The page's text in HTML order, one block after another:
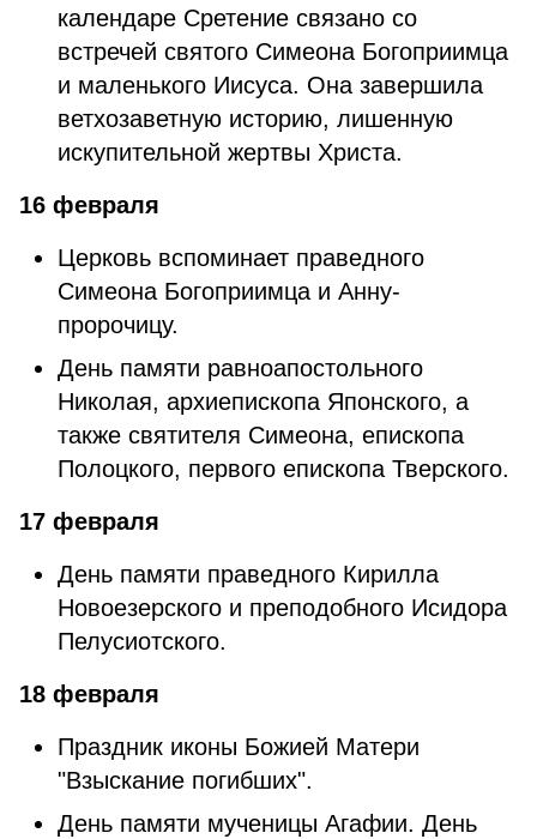
календаре Сретение связано со
встречей святого Симеона Богоприимца
и маленького Иисуса. Она завершила
ветхозаветную историю, лишенную
искупительной жертвы Христа.
16 февраля
Церковь вспоминает праведного
Симеона Богоприимца и Анну-
пророчицу.
День памяти равноапостольного
Николая, архиепископа Японского, а
также святителя Симеона, епископа
Полоцкого, первого епископа Тверского.
17 февраля
День памяти праведного Кирилла
Новоезерского и преподобного Исидора
Пелусиотского.
18 февраля
Праздник иконы Божией Матери
"Взыскание погибших".
День памяти мученицы Агафии. День